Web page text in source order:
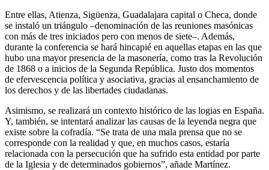
Entre ellas, Atienza, Sigüenza, Guadalajara capital o Checa, donde
se instaló un triángulo –denominación de las reuniones masónicas
con más de tres iniciados pero con menos de siete–. Además,
durante la conferencia se hará hincapié en aquellas etapas en las que
hubo una mayor presencia de la masonería, como tras la Revolución
de 1868 o a inicios de la Segunda República. Justo dos momentos
de efervescencia política y asociativa, gracias al ensanchamiento de
los derechos y de las libertades ciudadanas.
Asimismo, se realizará un contexto histórico de las logias en España.
Y, también, se intentará analizar las causas de la leyenda negra que
existe sobre la cofradía. “Se trata de una mala prensa que no se
corresponde con la realidad y que, en muchos casos, estaría
relacionada con la persecución que ha sufrido esta entidad por parte
de la Iglesia y de determinados gobiernos”, añade Martínez.